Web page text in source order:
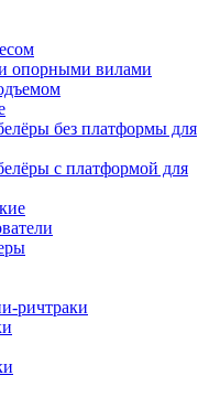
опорными вилами
без платформы для
с платформой для
ричтраки